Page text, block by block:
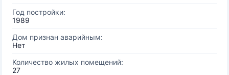
Год постройки:
1989
Дом признан аварийным:
Нет
Количество жилых помещений:
27